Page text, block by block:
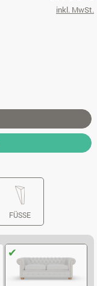
inkl. MwSt.
FÜSSE